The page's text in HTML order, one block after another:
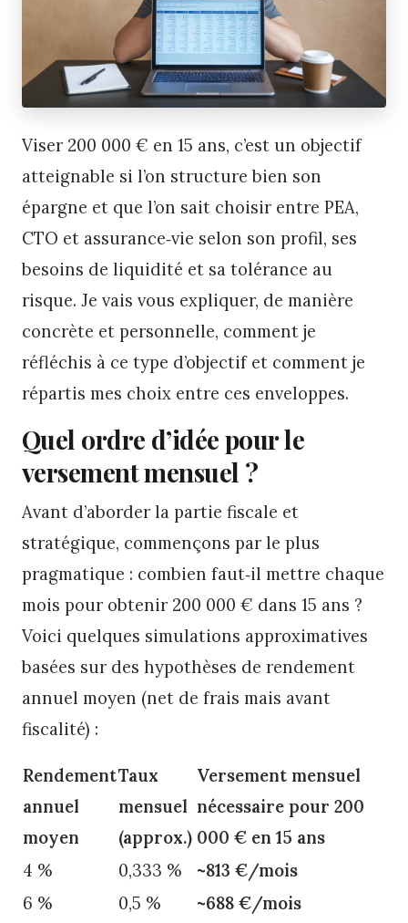
Viser 200 000 € en 15 ans, c’est un objectif
atteignable si l’on structure bien son
épargne et que l’on sait choisir entre PEA,
CTO et assurance‑vie selon son profil, ses
besoins de liquidité et sa tolérance au
risque. Je vais vous expliquer, de manière
concrète et personnelle, comment je
réfléchis à ce type d’objectif et comment je
répartis mes choix entre ces enveloppes.
Quel ordre d’idée pour le
versement mensuel ?
Avant d’aborder la partie fiscale et
stratégique, commençons par le plus
pragmatique : combien faut‑il mettre chaque
mois pour obtenir 200 000 € dans 15 ans ?
Voici quelques simulations approximatives
basées sur des hypothèses de rendement
annuel moyen (net de frais mais avant
fiscalité) :
Rendement
annuel
moyen
Taux
mensuel
(approx.)
Versement mensuel
nécessaire pour 200
000 € en 15 ans
4 %
0,333 %
~813 €/mois
6 %
0,5 %
~688 €/mois